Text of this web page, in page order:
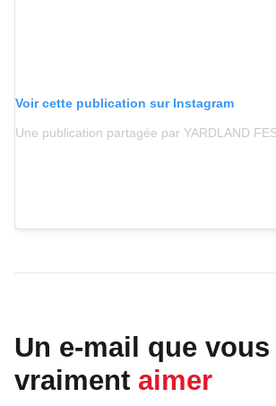
Voir cette publication sur Instagram
Un e-mail que
vraiment aimer